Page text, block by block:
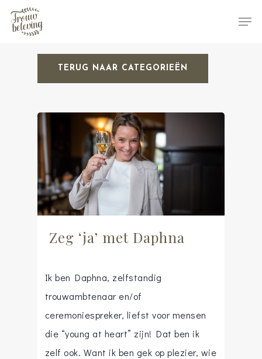
Hit enter to search or ESC to close
TERUG NAAR CATEGORIEËN
Zeg ‘ja’ met Daphna
Ik ben Daphna, zelfstandig
trouwambtenaar en/of
ceremoniespreker, liefst voor mensen
die “young at heart” zijn! Dat ben ik
zelf ook. Want ik ben gek op plezier, wie